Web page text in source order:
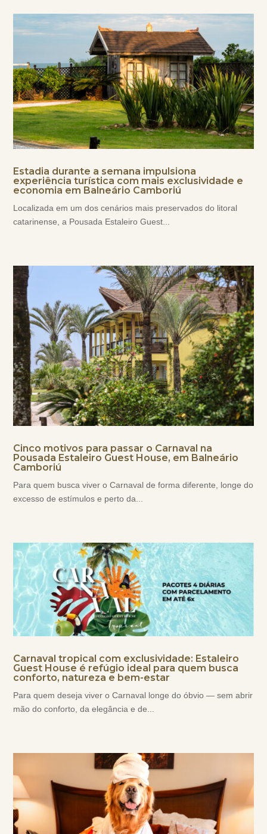
Estadia durante a semana impulsiona
experiência turística com mais exclusividade e
economia em Balneário Camboriú
Localizada em um dos cenários mais preservados do litoral
catarinense, a Pousada Estaleiro Guest...
Cinco motivos para passar o Carnaval na
Pousada Estaleiro Guest House, em Balneário
Camboriú
Para quem busca viver o Carnaval de forma diferente, longe do
excesso de estímulos e perto da...
Carnaval tropical com exclusividade: Estaleiro
Guest House é refúgio ideal para quem busca
conforto, natureza e bem-estar
Para quem deseja viver o Carnaval longe do óbvio — sem abrir
mão do conforto, da elegância e de...